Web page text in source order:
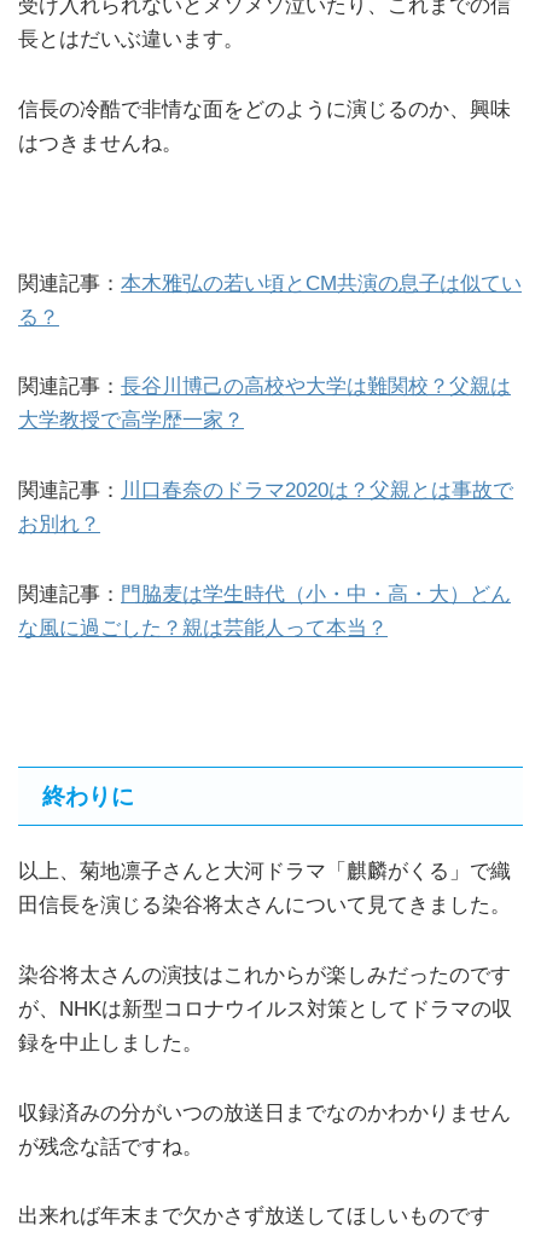
受け入れられないとメソメソ泣いたり、これまでの信
長とはだいぶ違います。
信長の冷酷で非情な面をどのように演じるのか、興味
はつきませんね。
関連記事： 本木雅弘の若い頃とCM共演の息子は似てい
る？
関連記事： 長谷川博己の高校や大学は難関校？父親は
大学教授で高学歴一家？
関連記事： 川口春奈のドラマ2020は？父親とは事故で
お別れ？
関連記事： 門脇麦は学生時代（小・中・高・大）どん
な風に過ごした？親は芸能人って本当？
終わりに
以上、菊地凛子さんと大河ドラマ「麒麟がくる」で織
田信長を演じる染谷将太さんについて見てきました。
染谷将太さんの演技はこれからが楽しみだったのです
が、NHKは新型コロナウイルス対策としてドラマの収
録を中止しました。
収録済みの分がいつの放送日までなのかわかりません
が残念な話ですね。
出来れば年末まで欠かさず放送してほしいものです